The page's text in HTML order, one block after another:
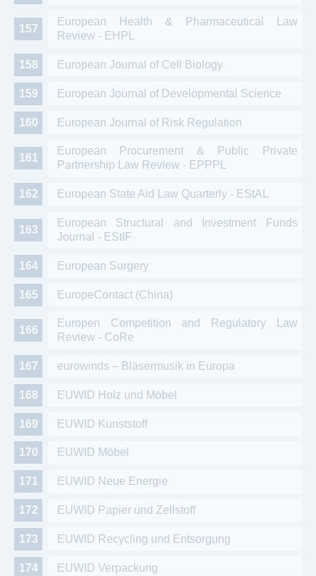
European Health & Pharmaceutical Law
Review - EHPL
European Journal of Cell Biology
European Journal of Developmental Science
European Journal of Risk Regulation
European Procurement & Public Private
Partnership Law Review - EPPPL
European State Aid Law Quarterly - EStAL
European Structural and Investment Funds
Journal - EStIF
European Surgery
EuropeContact (China)
Europen Competition and Regulatory Law
Review - CoRe
eurowinds – Bläsermusik in Europa
EUWID Holz und Möbel
EUWID Kunststoff
EUWID Möbel
EUWID Neue Energie
EUWID Papier und Zellstoff
EUWID Recycling und Entsorgung
EUWID Verpackung